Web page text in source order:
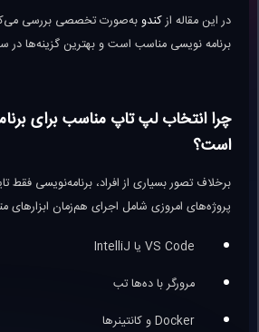
در این مقاله ازکندوبه‌صورت تخصصی بررسی
برنامه نویسی مناسب است و بهترین گزینه‌ها در سال 2026
چرا انتخاب لپ تاپ مناسب برای
است؟
برخلاف تصور بسیاری از افراد، برنامه‌نویسی
پروژه‌های امروزی شامل اجرای هم‌زمان ابزارهای
VS Code یا IntelliJ
مرورگر با ده‌ها تب
Docker و کانتینرها